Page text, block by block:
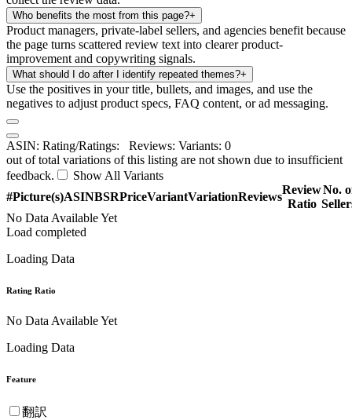
Who benefits the most from this page?+
Product managers, private-label sellers, and agencies benefit because
the page turns scattered review text into clearer product-
improvement and copywriting signals.
What should I do after I identify repeated themes?+
Use the positives in your title, bullets, and images, and use the
negatives to adjust product specs, FAQ content, or ad messaging.
ASIN: Rating/Ratings: Reviews: Variants: 0
out oftotal variations of this listing are not shown due to insufficient
feedback.
Show All Variants
#Picture(s)ASINBSRPriceVariantVariationReviews
Review
Ratio
No.
No Data Available Yet
Load completed
Loading Data
Rating Ratio
No Data Available Yet
Loading Data
Feature
翻訳